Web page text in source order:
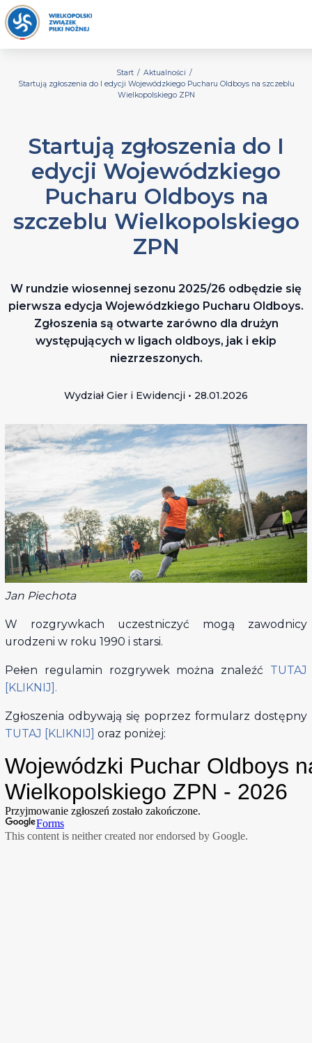
Start / Aktualności /
Startują zgłoszenia do I edycji Wojewódzkiego Pucharu Oldboys na szczeblu
Wielkopolskiego ZPN
Startują zgłoszenia do I
edycji Wojewódzkiego
Pucharu Oldboys na
szczeblu Wielkopolskiego
ZPN
W rundzie wiosennej sezonu 2025/26 odbędzie się
pierwsza edycja Wojewódzkiego Pucharu Oldboys.
Zgłoszenia są otwarte zarówno dla drużyn
występujących w ligach oldboys, jak i ekip
niezrzeszonych.
Wydział Gier i Ewidencji • 28.01.2026
Jan Piechota
W rozgrywkach uczestniczyć mogą zawodnicy
urodzeni w roku 1990 i starsi.
Pełen regulamin rozgrywek można znaleźć TUTAJ
[KLIKNIJ].
Zgłoszenia odbywają się poprzez formularz dostępny
TUTAJ [KLIKNIJ] oraz poniżej: